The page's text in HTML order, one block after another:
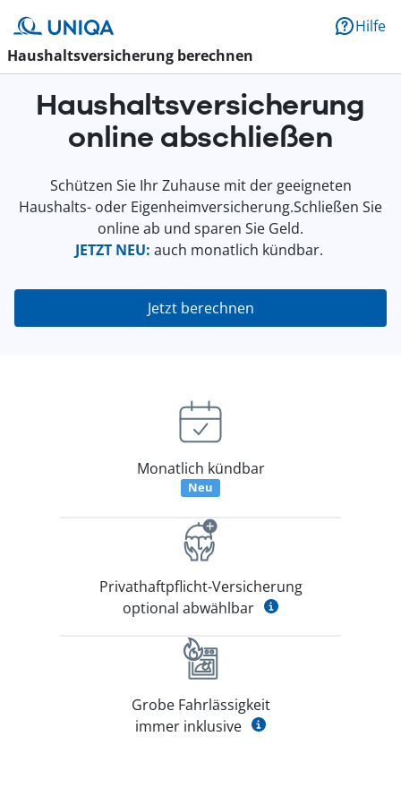
Haushaltsversicherung berechnen
Hilfe
Haushaltsversicherung
online abschließen
Schützen Sie Ihr Zuhause mit der geeigneten
Haushalts- oder Eigenheimversicherung.Schließen Sie
online ab und sparen Sie Geld.
JETZT NEU: auch monatlich kündbar.
Jetzt berechnen
Monatlich kündbar
Neu
Privathaftpflicht-Versicherung
optional abwählbar
Grobe Fahrlässigkeit
immer inklusive